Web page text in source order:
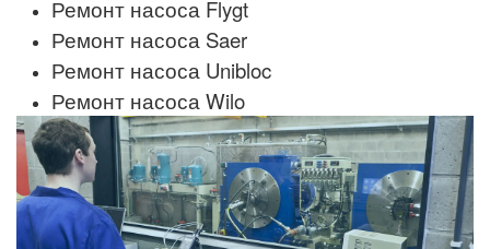
Ремонт насоса Flygt
Ремонт насоса Saer
Ремонт насоса Unibloc
Ремонт насоса Wilo